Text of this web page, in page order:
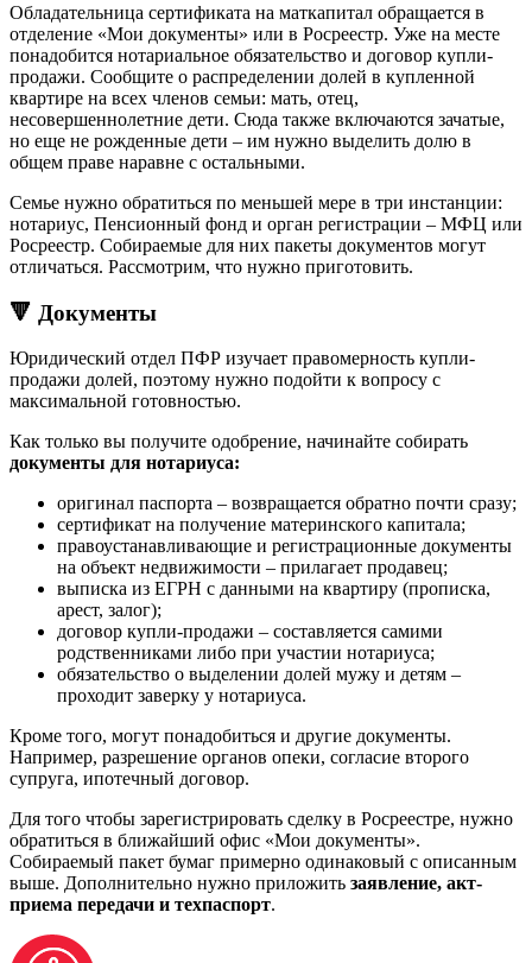
Обладательница сертификата на маткапитал обращается в
отделение «Мои документы» или в Росреестр. Уже на месте
понадобится нотариальное обязательство и договор купли-
продажи. Сообщите о распределении долей в купленной
квартире на всех членов семьи: мать, отец,
несовершеннолетние дети. Сюда также включаются зачатые,
но еще не рожденные дети – им нужно выделить долю в
общем праве наравне с остальными.
Семье нужно обратиться по меньшей мере в три инстанции:
нотариус, Пенсионный фонд и орган регистрации – МФЦ или
Росреестр. Собираемые для них пакеты документов могут
отличаться. Рассмотрим, что нужно приготовить.
🔻 Документы
Юридический отдел ПФР изучает правомерность купли-
продажи долей, поэтому нужно подойти к вопросу с
максимальной готовностью.
Как только вы получите одобрение, начинайте собирать
документы для нотариуса:
оригинал паспорта – возвращается обратно почти сразу;
сертификат на получение материнского капитала;
правоустанавливающие и регистрационные документы
на объект недвижимости – прилагает продавец;
выписка из ЕГРН с данными на квартиру (прописка,
арест, залог);
договор купли-продажи – составляется самими
родственниками либо при участии нотариуса;
обязательство о выделении долей мужу и детям –
проходит заверку у нотариуса.
Кроме того, могут понадобиться и другие документы.
Например, разрешение органов опеки, согласие второго
супруга, ипотечный договор.
Для того чтобы зарегистрировать сделку в Росреестре, нужно
обратиться в ближайший офис «Мои документы».
Собираемый пакет бумаг примерно одинаковый с описанным
выше. Дополнительно нужно приложить заявление, акт-
приема передачи и техпаспорт.